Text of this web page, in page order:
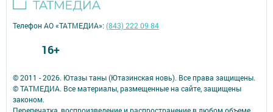
© 2011 - 2026. Ютазы таны (Ютазинская новь). Все права защищены.
© ТАТМЕДИА. Все материалы, размещенные на сайте, защищены
законом.
Перепечатка, воспроизведение и распространение в любом объеме
Телефон АО «ТАТМЕДИА»:(843) 222 09 84
16+